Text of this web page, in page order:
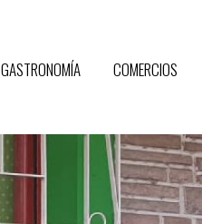
GASTRONOMÍA COMERCIOS